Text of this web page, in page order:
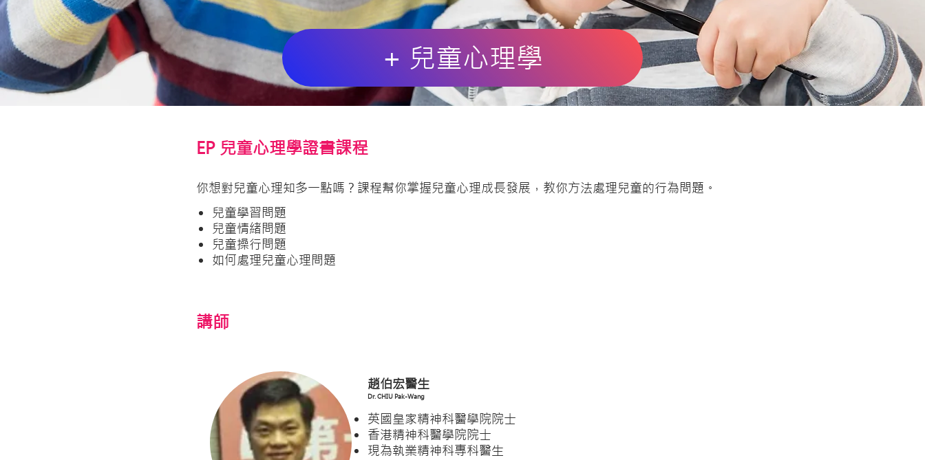
+ 兒童心理學
EP 兒童心理學證書課程
你想對兒童心理知多一點嗎？課程幫你掌握兒童心理成長發展，教你方法處理兒童的行為問題。
兒童學習問題
兒童情緒問題
兒童操行問題
如何處理兒童心理問題
​講師
趙伯宏醫生
Dr. CHIU Pak-Wang
英國皇家精神科醫學院院士
香港精神科醫學院院士
現為執業精神科專科醫生